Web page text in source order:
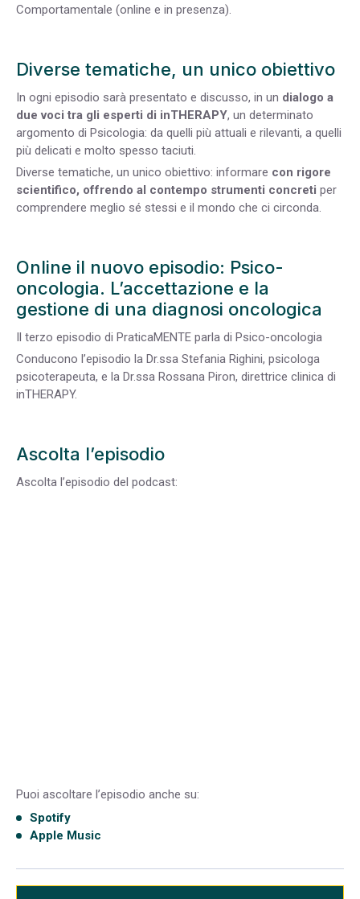
Comportamentale (online e in presenza).
Diverse tematiche, un unico obiettivo
In ogni episodio sarà presentato e discusso, in un dialogo a
due voci tra gli esperti di inTHERAPY, un determinato
argomento di Psicologia: da quelli più attuali e rilevanti, a quelli
più delicati e molto spesso taciuti.
Diverse tematiche, un unico obiettivo: informare con rigore
scientifico, offrendo al contempo strumenti concreti per
comprendere meglio sé stessi e il mondo che ci circonda.
Online il nuovo episodio: Psico-
oncologia. L’accettazione e la
gestione di una diagnosi oncologica
Il terzo episodio di PraticaMENTE parla di Psico-oncologia
Conducono l’episodio la Dr.ssa Stefania Righini, psicologa
psicoterapeuta, e la Dr.ssa Rossana Piron, direttrice clinica di
inTHERAPY.
Ascolta l’episodio
Ascolta l’episodio del podcast:
Puoi ascoltare l’episodio anche su:
Spotify
Apple Music